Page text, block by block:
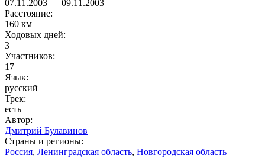
07.11.2003 — 09.11.2003
Расстояние:
160 км
Ходовых дней:
3
Участников:
17
Язык:
русский
Трек:
есть
Автор:
Дмитрий Булавинов
Страны и регионы:
Россия, Ленинградская область, Новгородская область